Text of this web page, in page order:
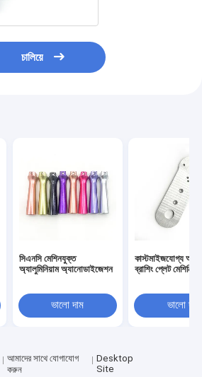
চালিয়ে
সিএনসি মেশিনযুক্ত
অ্যালুমিনিয়াম অ্যানোডাইজেশন
ভালো দাম
কাস্টমাইজযোগ্য
ব্রাশিং প্লেট মেশিনিং
ভালো দাম
আমাদের সাথে যোগাযোগ
করুন
Desktop
Site